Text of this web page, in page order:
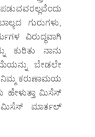
ಗುರುಗಳು,
ವಿರುದ್ಧವಾಗಿ
ಕುರಿತು ನಾನು
ಬೇಡಲೇ
ಕರುಣಾಮಯ
ಹೇಳುತ್ತಾ ಮಿಸೆಸ್
ಮಿಸೆಸ್ ಮಾರ್ತಲ್